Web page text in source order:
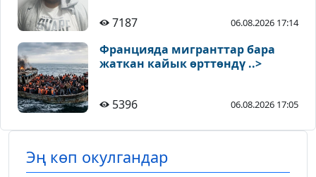
7187 06.08.2026 17:14
Францияда мигранттар бара
жаткан кайык өрттөндү ..>
5396 06.08.2026 17:05
Эң көп окулгандар